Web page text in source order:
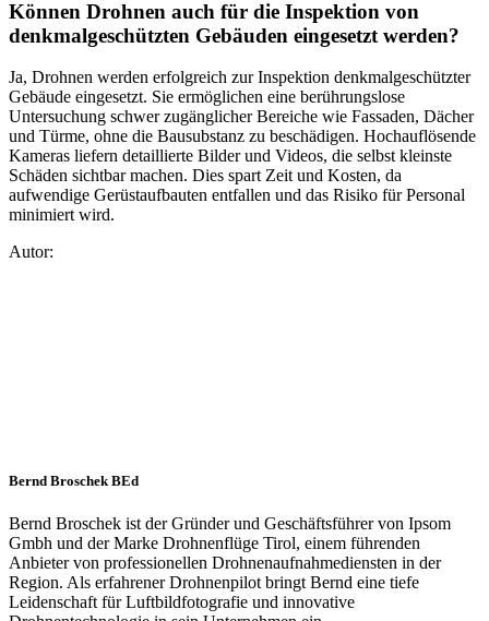
Können Drohnen auch für die Inspektion von
denkmalgeschützten Gebäuden eingesetzt werden?
Ja, Drohnen werden erfolgreich zur Inspektion denkmalgeschützter
Gebäude eingesetzt. Sie ermöglichen eine berührungslose
Untersuchung schwer zugänglicher Bereiche wie Fassaden, Dächer
und Türme, ohne die Bausubstanz zu beschädigen. Hochauflösende
Kameras liefern detaillierte Bilder und Videos, die selbst kleinste
Schäden sichtbar machen. Dies spart Zeit und Kosten, da
aufwendige Gerüstaufbauten entfallen und das Risiko für Personal
minimiert wird.
Autor:
Bernd Broschek BEd
Bernd Broschek ist der Gründer und Geschäftsführer von Ipsom
Gmbh und der Marke Drohnenflüge Tirol, einem führenden
Anbieter von professionellen Drohnenaufnahmediensten in der
Region. Als erfahrener Drohnenpilot bringt Bernd eine tiefe
Leidenschaft für Luftbildfotografie und innovative